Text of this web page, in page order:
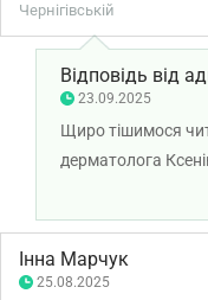
Чернігівській
Відповідь від
23.09.2025
Щиро тішимося
дерматолога
задоволені
міцного здоров'я!
Інна Марчук
25.08.2025